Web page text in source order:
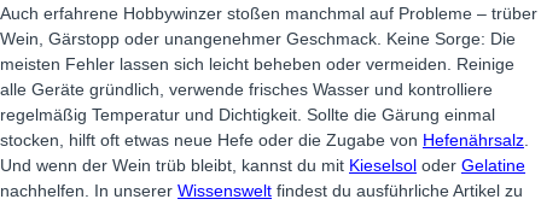
Auch erfahrene Hobbywinzer stoßen manchmal auf Probleme – trüber
Wein, Gärstopp oder unangenehmer Geschmack. Keine Sorge: Die
meisten Fehler lassen sich leicht beheben oder vermeiden. Reinige
alle Geräte gründlich, verwende frisches Wasser und kontrolliere
regelmäßig Temperatur und Dichtigkeit. Sollte die Gärung einmal
stocken, hilft oft etwas neue Hefe oder die Zugabe von Hefenährsalz
Und wenn der Wein trüb bleibt, kannst du mit Kieselsol oder Gelatine
nachhelfen. In unserer Wissenswelt findest du ausführliche Artikel zu